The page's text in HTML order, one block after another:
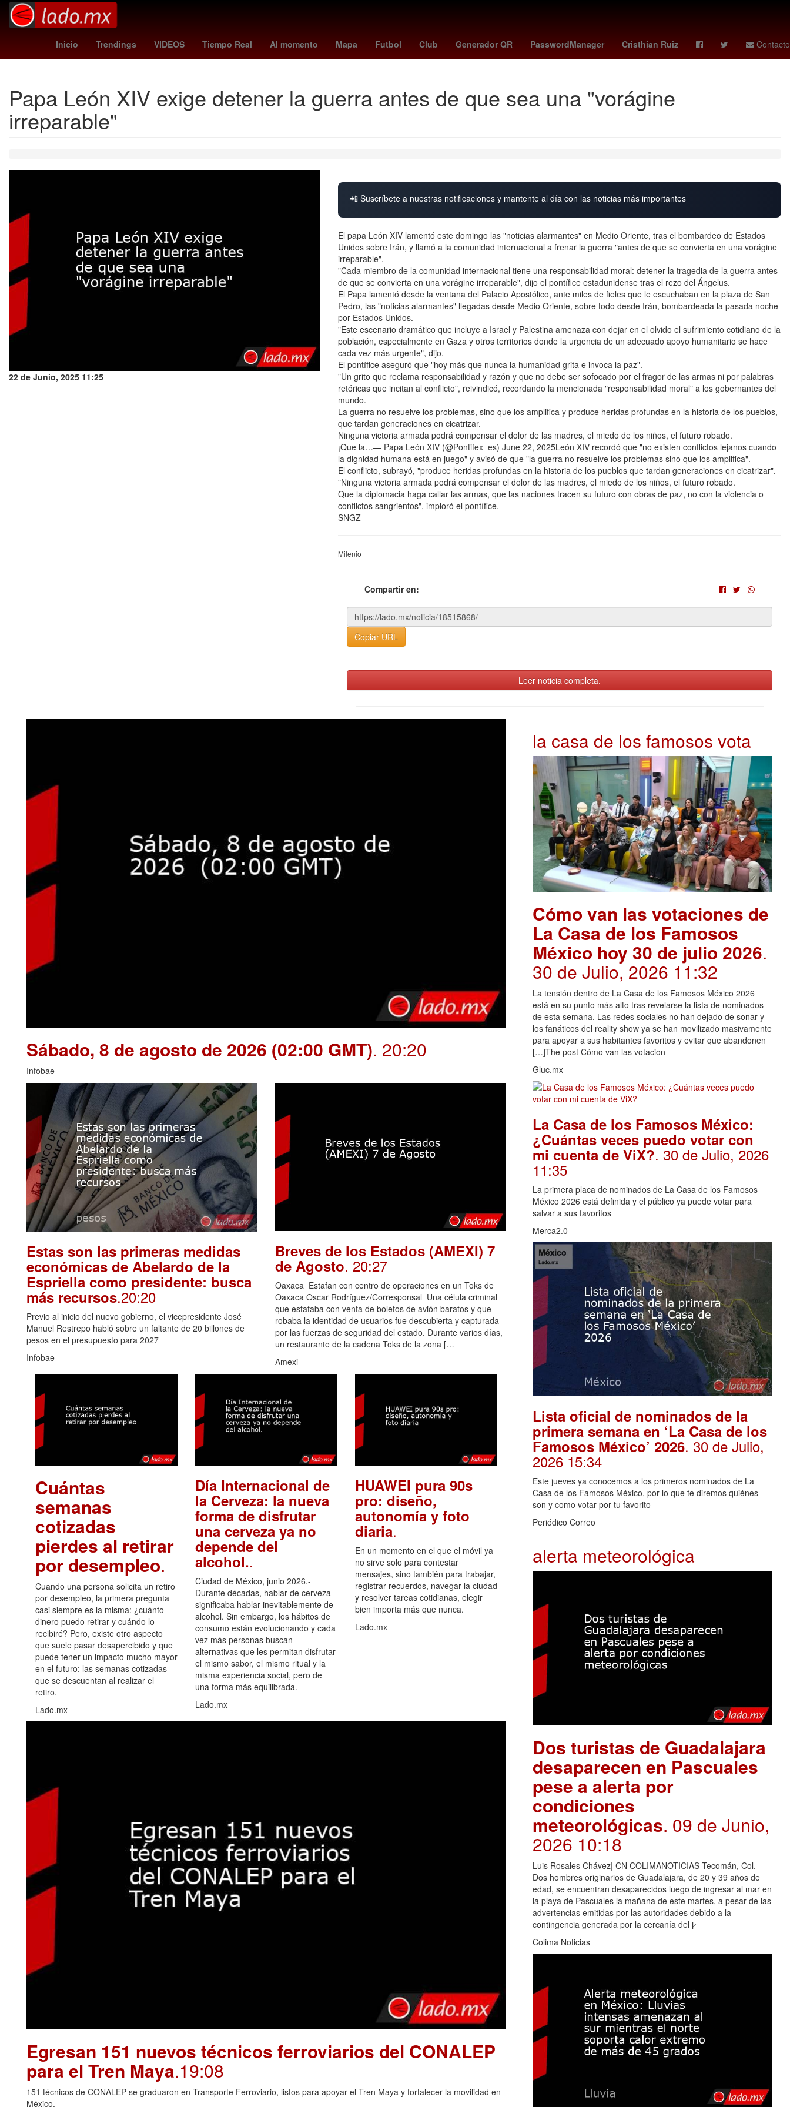
Inicio Trendings VIDEOS Tiempo Real Al momento Mapa Futbol Club Generador QR PasswordManager Cristhian Ruiz Contacto
Senador Argentina Ucrania Empresa Venezuela Quintana Roo Epidemiología Perú portugal vs Venezolanos
Papa León XIV exige detener la guerra antes de que sea una "vorágine
irreparable"
22 de Junio, 2025 11:25
📲 Suscríbete a nuestras notificaciones y mantente al día con las noticias más importantes
El papa León XIV lamentó este domingo las "noticias alarmantes" en Medio Oriente, tras el bombardeo de Estados
Unidos sobre Irán, y llamó a la comunidad internacional a frenar la guerra "antes de que se convierta en una vorágine
irreparable".
"Cada miembro de la comunidad internacional tiene una responsabilidad moral: detener la tragedia de la guerra antes
de que se convierta en una vorágine irreparable", dijo el pontífice estadunidense tras el rezo del Ángelus.
El Papa lamentó desde la ventana del Palacio Apostólico, ante miles de fieles que le escuchaban en la plaza de San
Pedro, las "noticias alarmantes" llegadas desde Medio Oriente, sobre todo desde Irán, bombardeada la pasada noche
por Estados Unidos.
"Este escenario dramático que incluye a Israel y Palestina amenaza con dejar en el olvido el sufrimiento cotidiano de la
población, especialmente en Gaza y otros territorios donde la urgencia de un adecuado apoyo humanitario se hace
cada vez más urgente", dijo.
El pontífice aseguró que "hoy más que nunca la humanidad grita e invoca la paz".
"Un grito que reclama responsabilidad y razón y que no debe ser sofocado por el fragor de las armas ni por palabras
retóricas que incitan al conflicto", reivindicó, recordando la mencionada "responsabilidad moral" a los gobernantes del
mundo.
La guerra no resuelve los problemas, sino que los amplifica y produce heridas profundas en la historia de los pueblos,
que tardan generaciones en cicatrizar.
Ninguna victoria armada podrá compensar el dolor de las madres, el miedo de los niños, el futuro robado.
¡Que la…— Papa León XIV (@Pontifex_es) June 22, 2025León XIV recordó que "no existen conflictos lejanos cuando
la dignidad humana está en juego" y avisó de que "la guerra no resuelve los problemas sino que los amplifica".
El conflicto, subrayó, "produce heridas profundas en la historia de los pueblos que tardan generaciones en cicatrizar".
"Ninguna victoria armada podrá compensar el dolor de las madres, el miedo de los niños, el futuro robado.
Que la diplomacia haga callar las armas, que las naciones tracen su futuro con obras de paz, no con la violencia o
conflictos sangrientos", imploró el pontífice.
SNGZ
Milenio
Compartir en:
Copiar URL
Leer noticia completa.
Sábado, 8 de agosto de 2026 (02:00 GMT). 20:20
Infobae
Estas son las primeras medidas
económicas de Abelardo de la
Espriella como presidente: busca
más recursos.20:20
Previo al inicio del nuevo gobierno, el vicepresidente José
Manuel Restrepo habló sobre un faltante de 20 billones de
pesos en el presupuesto para 2027
Infobae
Breves de los Estados (AMEXI) 7
de Agosto. 20:27
Oaxaca Estafan con centro de operaciones en un Toks de
Oaxaca Oscar Rodríguez/Corresponsal Una célula criminal
que estafaba con venta de boletos de avión baratos y que
robaba la identidad de usuarios fue descubierta y capturada
por las fuerzas de seguridad del estado. Durante varios días,
un restaurante de la cadena Toks de la zona […
Amexi
Cuántas
semanas
cotizadas
pierdes al retirar
por desempleo.
Cuando una persona solicita un retiro
por desempleo, la primera pregunta
casi siempre es la misma: ¿cuánto
dinero puedo retirar y cuándo lo
recibiré? Pero, existe otro aspecto
que suele pasar desapercibido y que
puede tener un impacto mucho mayor
en el futuro: las semanas cotizadas
que se descuentan al realizar el
retiro.
Lado.mx
Día Internacional de
la Cerveza: la nueva
forma de disfrutar
una cerveza ya no
depende del
alcohol..
Ciudad de México, junio 2026.-
Durante décadas, hablar de cerveza
significaba hablar inevitablemente de
alcohol. Sin embargo, los hábitos de
consumo están evolucionando y cada
vez más personas buscan
alternativas que les permitan disfrutar
el mismo sabor, el mismo ritual y la
misma experiencia social, pero de
una forma más equilibrada.
Lado.mx
HUAWEI pura 90s
pro: diseño,
autonomía y foto
diaria.
En un momento en el que el móvil ya
no sirve solo para contestar
mensajes, sino también para trabajar,
registrar recuerdos, navegar la ciudad
y resolver tareas cotidianas, elegir
bien importa más que nunca.
Lado.mx
Egresan 151 nuevos técnicos ferroviarios del CONALEP
para el Tren Maya.19:08
151 técnicos de CONALEP se graduaron en Transporte Ferroviario, listos para apoyar el Tren Maya y fortalecer la movilidad en
México.
la casa de los famosos vota
Cómo van las votaciones de
La Casa de los Famosos
México hoy 30 de julio 2026.
30 de Julio, 2026 11:32
La tensión dentro de La Casa de los Famosos México 2026
está en su punto más alto tras revelarse la lista de nominados
de esta semana. Las redes sociales no han dejado de sonar y
los fanáticos del reality show ya se han movilizado masivamente
para apoyar a sus habitantes favoritos y evitar que abandonen
[…]The post Cómo van las votacion
Gluc.mx
La Casa de los Famosos México:
¿Cuántas veces puedo votar con
mi cuenta de ViX?. 30 de Julio, 2026
11:35
La primera placa de nominados de La Casa de los Famosos
México 2026 está definida y el público ya puede votar para
salvar a sus favoritos
Merca2.0
Lista oficial de nominados de la
primera semana en ‘La Casa de los
Famosos México’ 2026. 30 de Julio,
2026 15:34
Este jueves ya conocemos a los primeros nominados de La
Casa de los Famosos México, por lo que te diremos quiénes
son y como votar por tu favorito
Periódico Correo
alerta meteorológica
Dos turistas de Guadalajara
desaparecen en Pascuales
pese a alerta por
condiciones
meteorológicas. 09 de Junio,
2026 10:18
Luis Rosales Chávez| CN COLIMANOTICIAS Tecomán, Col.-
Dos hombres originarios de Guadalajara, de 20 y 39 años de
edad, se encuentran desaparecidos luego de ingresar al mar en
la playa de Pascuales la mañana de este martes, a pesar de las
advertencias emitidas por las autoridades debido a la
contingencia generada por la cercanía del [̷
Colima Noticias